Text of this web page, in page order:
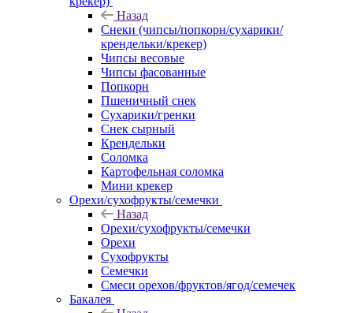
Назад
Снеки (чипсы/попкорн/сухарики/
крендельки/крекер)
Чипсы весовые
Чипсы фасованные
Попкорн
Пшеничный снек
Сухарики/гренки
Снек сырный
Крендельки
Соломка
Картофельная соломка
Мини крекер
Орехи/сухофрукты/семечки
Назад
Орехи/сухофрукты/семечки
Орехи
Сухофрукты
Семечки
Смеси орехов/фруктов/ягод/семечек
Бакалея